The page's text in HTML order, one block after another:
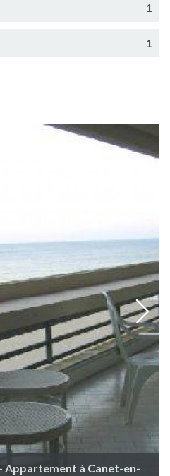
1
1
Appartement à Canet-en-